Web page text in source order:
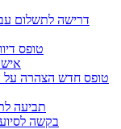
2356 –
266 –
267 – בקשה